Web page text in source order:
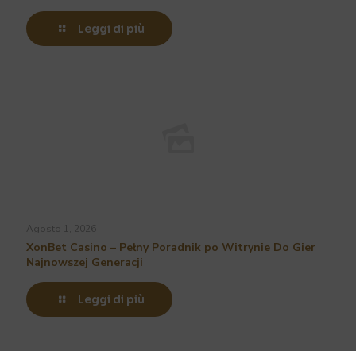
Leggi di più
Agosto 1, 2026
XonBet Casino – Pełny Poradnik po Witrynie Do Gier
Najnowszej Generacji
Leggi di più